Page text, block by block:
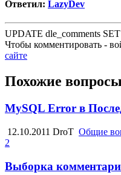
Ответил: LazyDev
UPDATE dle_comments
Чтобы комментировать -
сайте
Похожие вопросы
MySQL Error в
12.10.2011 DroT Общие
2
Выборка